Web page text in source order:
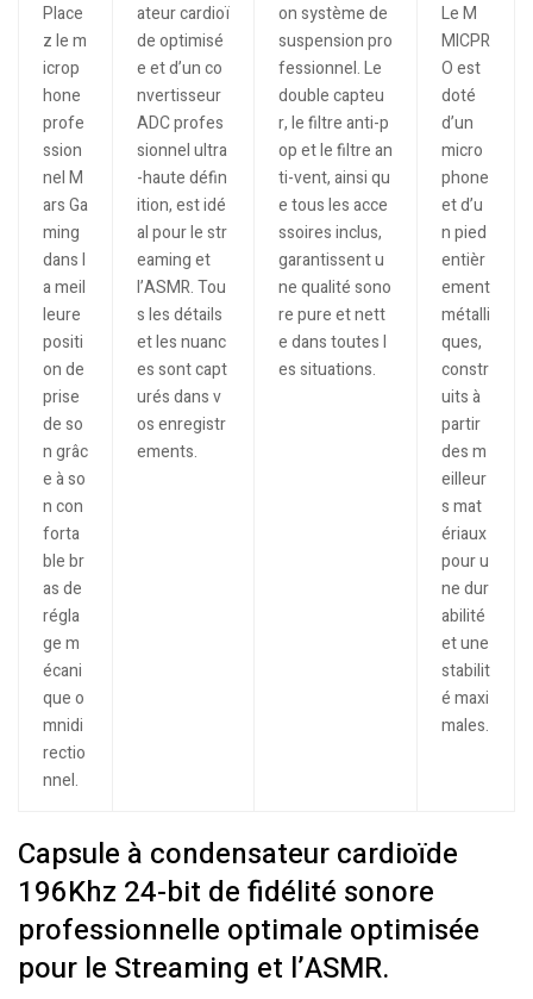
Place
z le m
icrop
hone
profe
ssion
nel M
ars Ga
ming
dans l
a meil
leure
positi
on de
prise
de so
n grâc
e à so
n con
forta
ble br
as de
régla
ge m
écani
que o
mnidi
rectio
nnel.
ateur cardioï
de optimisé
e et d’un co
nvertisseur
ADC profes
sionnel ultra
-haute défin
ition, est idé
al pour le str
eaming et
l’ASMR. Tou
s les détails
et les nuanc
es sont capt
urés dans v
os enregistr
ements.
on système de
suspension pro
fessionnel. Le
double capteu
r, le filtre anti-p
op et le filtre an
ti-vent, ainsi qu
e tous les acce
ssoires inclus,
garantissent u
ne qualité sono
re pure et nett
e dans toutes l
es situations.
Le M
MICPR
O est
doté
d’un
micro
phone
et d’u
n pied
entièr
ement
métalli
ques,
constr
uits à
partir
des m
eilleur
s mat
ériaux
pour u
ne dur
abilité
et une
stabilit
é maxi
males.
Capsule à condensateur cardioïde
196Khz 24-bit de fidélité sonore
professionnelle optimale optimisée
pour le Streaming et l’ASMR.